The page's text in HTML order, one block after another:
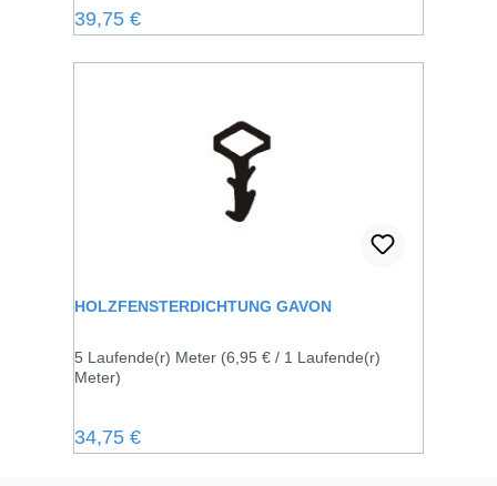
Regulärer Preis:
39,75 €
HOLZFENSTERDICHTUNG GAVON
5 Laufende(r) Meter (6,95 € / 1 Laufende(r)
Meter)
Regulärer Preis:
34,75 €